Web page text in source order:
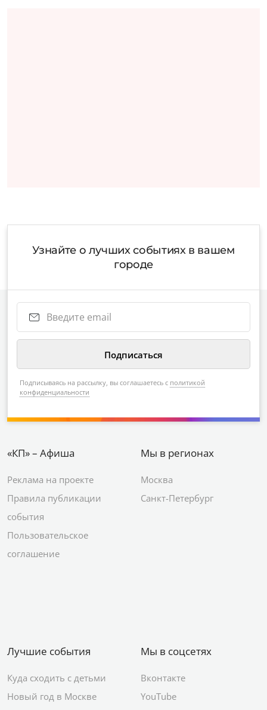
Узнайте о лучших событиях в вашем
городе
Подписываясь на рассылку, вы соглашаетесь с политикой
конфиденциальности
«КП» – Афиша
Реклама на проекте
Правила публикации
события
Пользовательское
соглашение
Мы в регионах
Москва
Санкт-Петербург
Лучшие события
Куда сходить с детьми
Новый год в Москве
Мы в соцсетях
Вконтакте
YouTube